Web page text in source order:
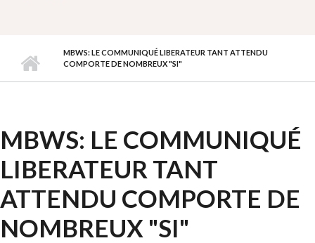
MBWS: LE COMMUNIQUÉ LIBERATEUR TANT ATTENDU
COMPORTE DE NOMBREUX "SI"
MBWS: LE COMMUNIQUÉ
LIBERATEUR TANT
ATTENDU COMPORTE DE
NOMBREUX "SI"